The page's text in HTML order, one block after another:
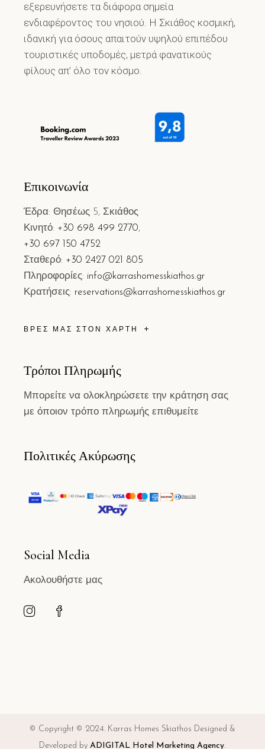
εξερευνήσετε τα διάφορα σημεία
ενδιαφέροντος του νησιού. Η Σκιάθος κοσμική,
ιδανική για όσους απαιτούν υψηλού επιπέδου
τουριστικές υποδομές, μετρά φανατικούς
φίλους απ’ όλο τον κόσμο.
Επικοινωνία
Έδρα: Θησέως 5, Σκιάθος
Κινητό: +30 698 499 2770,
+30 697 150 4752
Σταθερό: +30 2427 021 805
Πληροφορίες: info@karrashomesskiathos.gr
Κρατήσεις: reservations@karrashomesskiathos.gr
ΒΡΕΣ ΜΑΣ ΣΤΟΝ ΧΑΡΤΗ
Τρόποι Πληρωμής
Μπορείτε να ολοκληρώσετε την κράτηση σας
με όποιον τρόπο πληρωμής επιθυμείτε
Πολιτικές Ακύρωσης
Social Media
Ακολουθήστε μας
© Copyright © 2024. Karras Homes Skiathos Designed &
Developed byADIGITAL Hotel Marketing Agency.